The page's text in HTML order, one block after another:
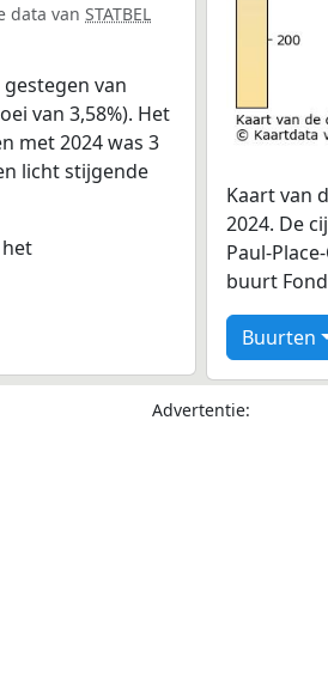
data van STATBEL
van
van 3,58%). Het
met 2024 was 3
licht stijgende
Kaart van
2024. De
Paul-
buurt
Buurten
Advertentie: